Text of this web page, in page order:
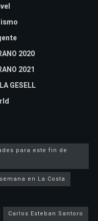
2020
2021
GESELL
para este fin de
en La Costa
Carlos Esteban Santoro